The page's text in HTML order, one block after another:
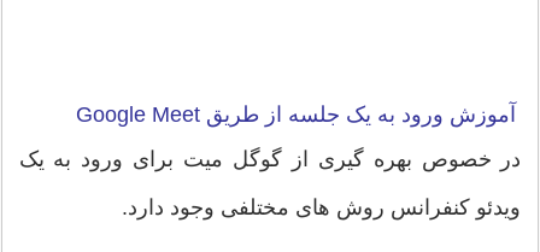
آموزش ورود به یک جلسه از طریق Google Meet
در خصوص بهره گیری از گوگل میت برای ورود به یک
ویدئو کنفرانس روش های مختلفی وجود دارد.